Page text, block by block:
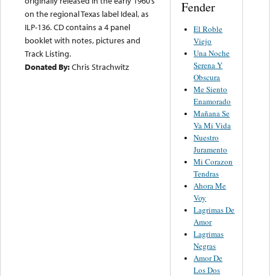
on the regional Texas label Ideal, as
ILP-136. CD contains a 4 panel
booklet with notes, pictures and
Track Listing.
Donated By:Chris Strachwitz
Fender
El Roble
Viejo
Una Noche
Serena Y
Obscura
Me Siento
Enamorado
Mañana Se
Va Mi Vida
Nuestro
Juramento
Mi Corazon
Tendras
Ahora Me
Voy
Lagrimas De
Amor
Lagrimas
Negras
Amor De
Los Dos